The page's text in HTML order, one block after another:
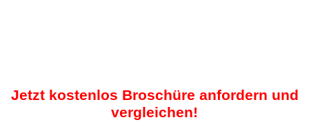
Jetzt kostenlos Broschüre anfordern und
vergleichen!